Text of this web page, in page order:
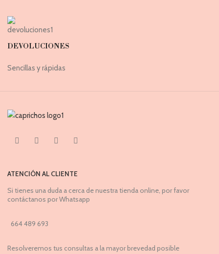
DEVOLUCIONES
Sencillas y rápidas
ATENCIÓN AL CLIENTE
Si tienes una duda a cerca de nuestra tienda online, por favor
contáctanos por Whatsapp
664 489 693
Resolveremos tus consultas a la mayor brevedad posible